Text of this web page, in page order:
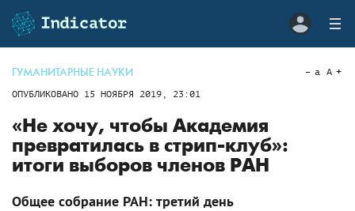
ГУМАНИТАРНЫЕ НАУКИ
ОПУБЛИКОВАНО 15 НОЯБРЯ 2019, 23:01
a A
«Не хочу, чтобы Академия
превратилась в стрип-клуб»:
итоги выборов членов РАН
Общее собрание РАН: третий день